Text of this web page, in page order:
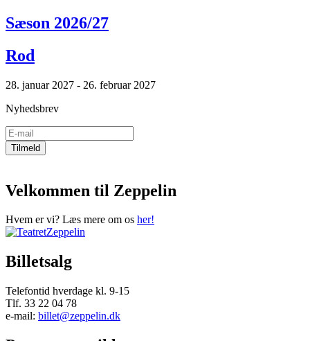
Sæson 2026/27
Rod
28. januar 2027 - 26. februar 2027
Nyhedsbrev
Velkommen til Zeppelin
Hvem er vi? Læs mere om os her!
Billetsalg
Telefontid hverdage kl. 9-15
Tlf. 33 22 04 78
e-mail: billet@zeppelin.dk